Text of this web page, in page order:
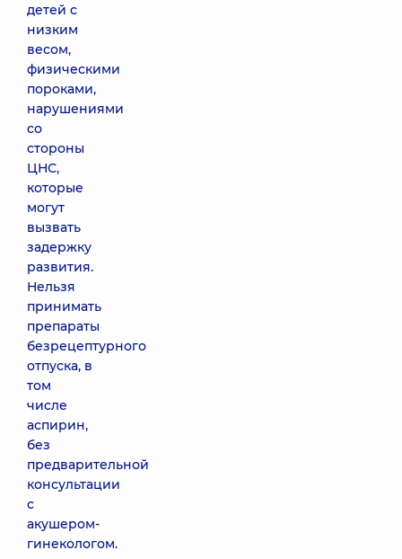
детей с
низким
весом,
физическими
пороками,
нарушениями
со
стороны
ЦНС,
которые
могут
вызвать
задержку
развития.
Нельзя
принимать
препараты
безрецептурного
отпуска, в
том
числе
аспирин,
без
предварительной
консультации
с
акушером-
гинекологом.